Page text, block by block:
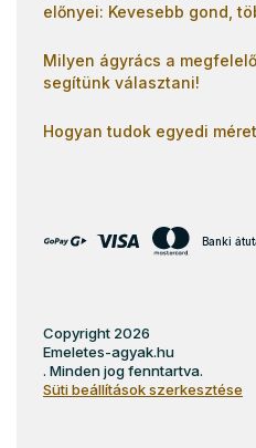
előnyei: Kevesebb gond,
Milyen ágyrács a
segítünk választani!
Hogyan tudok egyedi
Banki
Copyright 2026
Emeletes-agyak.hu
. Minden jog fenntartva.
Süti beállítások szerkesztése